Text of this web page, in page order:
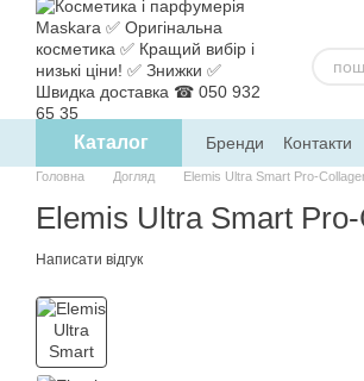
Перейти до основного контенту
Каталог Бренди Контакти
Головна Догляд Elemis Ultra Smart Pro-
Elemis Ultra Smart
Написати відгук